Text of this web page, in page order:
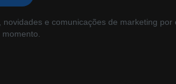
e comunicações de marketing